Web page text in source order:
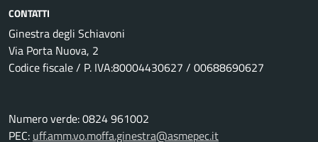
CONTATTI
Ginestra degli Schiavoni
Via Porta Nuova, 2
Codice fiscale / P. IVA:80004430627 / 00688690627
Numero verde: 0824 961002
PEC: uff.amm.vo.moffa.ginestra@asmepec.it